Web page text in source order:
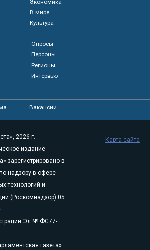
В мире
Культура
Опросы
Персоны
Регионы
Интервью
Вакансии
2026 г.
издание
зарегистрировано в
надзору в сфере
технологий и
(Роскомнадзор) 05
Эл № ФС77-
газета»
Карта сайта